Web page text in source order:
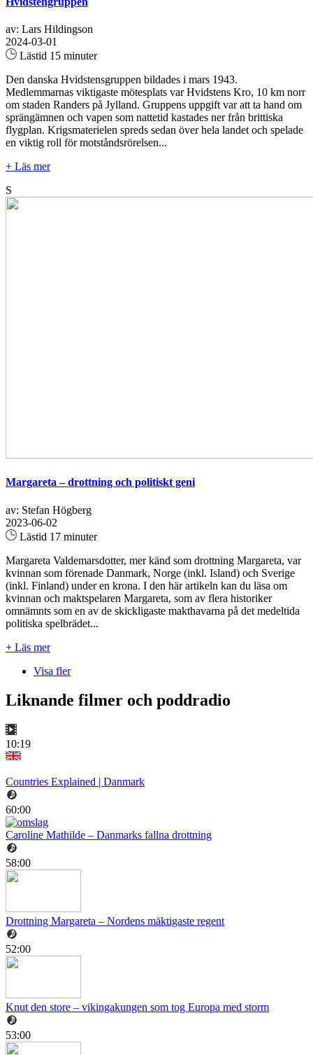
av: Lars Hildingson
2024-03-01
Lästid 15 minuter
Den danska Hvidstensgruppen bildades i mars 1943.
Medlemmarnas viktigaste mötesplats var Hvidstens Kro, 10 km norr
om staden Randers på Jylland. Gruppens uppgift var att ta hand om
sprängämnen och vapen som nattetid kastades ner från brittiska
flygplan. Krigsmaterielen spreds sedan över hela landet och spelade
en viktig roll för motståndsrörelsen...
+ Läs mer
S
Margareta – drottning och politiskt geni
av: Stefan Högberg
2023-06-02
Lästid 17 minuter
Margareta Valdemarsdotter, mer känd som drottning Margareta, var
kvinnan som förenade Danmark, Norge (inkl. Island) och Sverige
(inkl. Finland) under en krona. I den här artikeln kan du läsa om
kvinnan och maktspelaren Margareta, som av flera historiker
omnämnts som en av de skickligaste makthavarna på det medeltida
politiska spelbrädet...
+ Läs mer
Visa fler
Liknande filmer och poddradio
10:19
Countries Explained | Danmark
60:00
Caroline Mathilde – Danmarks fallna drottning
58:00
Drottning Margareta – Nordens mäktigaste regent
52:00
Knut den store – vikingakungen som tog Europa med storm
53:00